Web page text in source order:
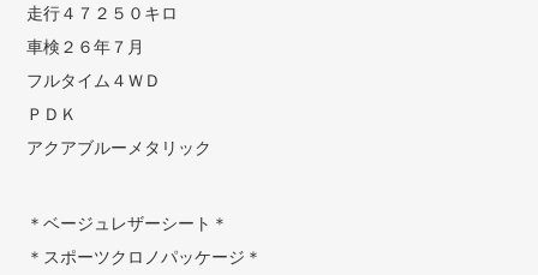
走行４７２５０キロ
車検２６年７月
フルタイム４ＷＤ
ＰＤＫ
アクアブルーメタリック
＊ベージュレザーシート＊
＊スポーツクロノパッケージ＊